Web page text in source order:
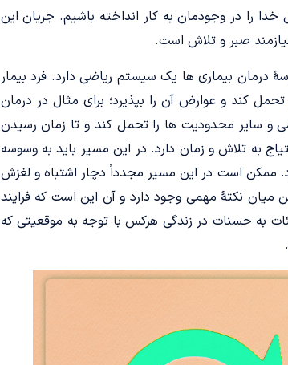
را در وجودمان به کار انداخته باشیم. جریان این
صبر و تلاش است.
درمان بیماری ها یک سیستم ریاضی دارد. فرد بیمار
کند و عوارض آن را بپذیرد؛ برای مثال در درمان
و سایر محدودیت ها را تحمل کند و تا زمان رسیدن
به تلاش و زمان دارد. در این مسیر باید به وسوسه
ممکن است در این مسیر مجدداً دچار اشتباه و لغزش
میان نکتۀ مهمی وجود دارد و آن این است که فرایند
به حسنات در زندگی هرکس با توجه به موقعیتی که